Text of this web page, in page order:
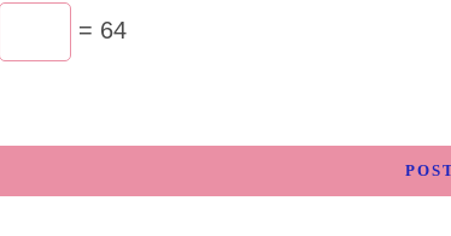
= 64